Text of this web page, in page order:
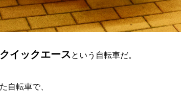
イックエースという自転車だ。
自転車で、